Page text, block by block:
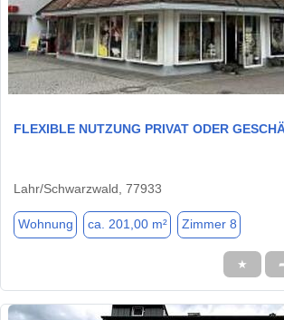
FLEXIBLE NUTZUNG PRIVAT ODER
Lahr/Schwarzwald, 77933
Wohnung ca. 201,00 m² Zimmer 8
★